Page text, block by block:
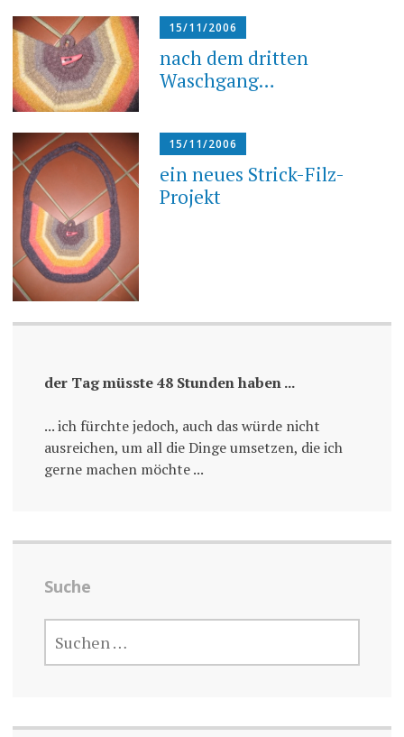
15/11/2006
nach dem dritten
Waschgang…
15/11/2006
ein neues Strick-Filz-
Projekt
der Tag müsste 48 Stunden haben ...
... ich fürchte jedoch, auch das würde nicht
ausreichen, um all die Dinge umsetzen, die ich
gerne machen möchte ...
Suche
NACH: